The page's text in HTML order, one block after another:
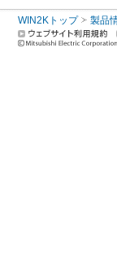
WIN2Kトップ 製品